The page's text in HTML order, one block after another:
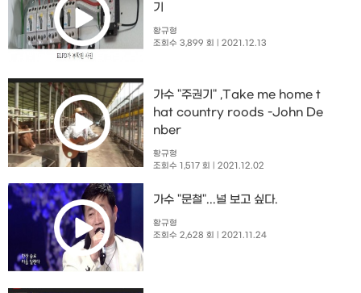
기
황규형
조회수 3,899 회
| 2021.12.13
가수 "주권기" ,Take me home t
hat country roods -John De
nber
황규형
조회수 1,517 회
| 2021.12.02
가수 "문철"...널 보고 싶다.
황규형
조회수 2,628 회
| 2021.11.24